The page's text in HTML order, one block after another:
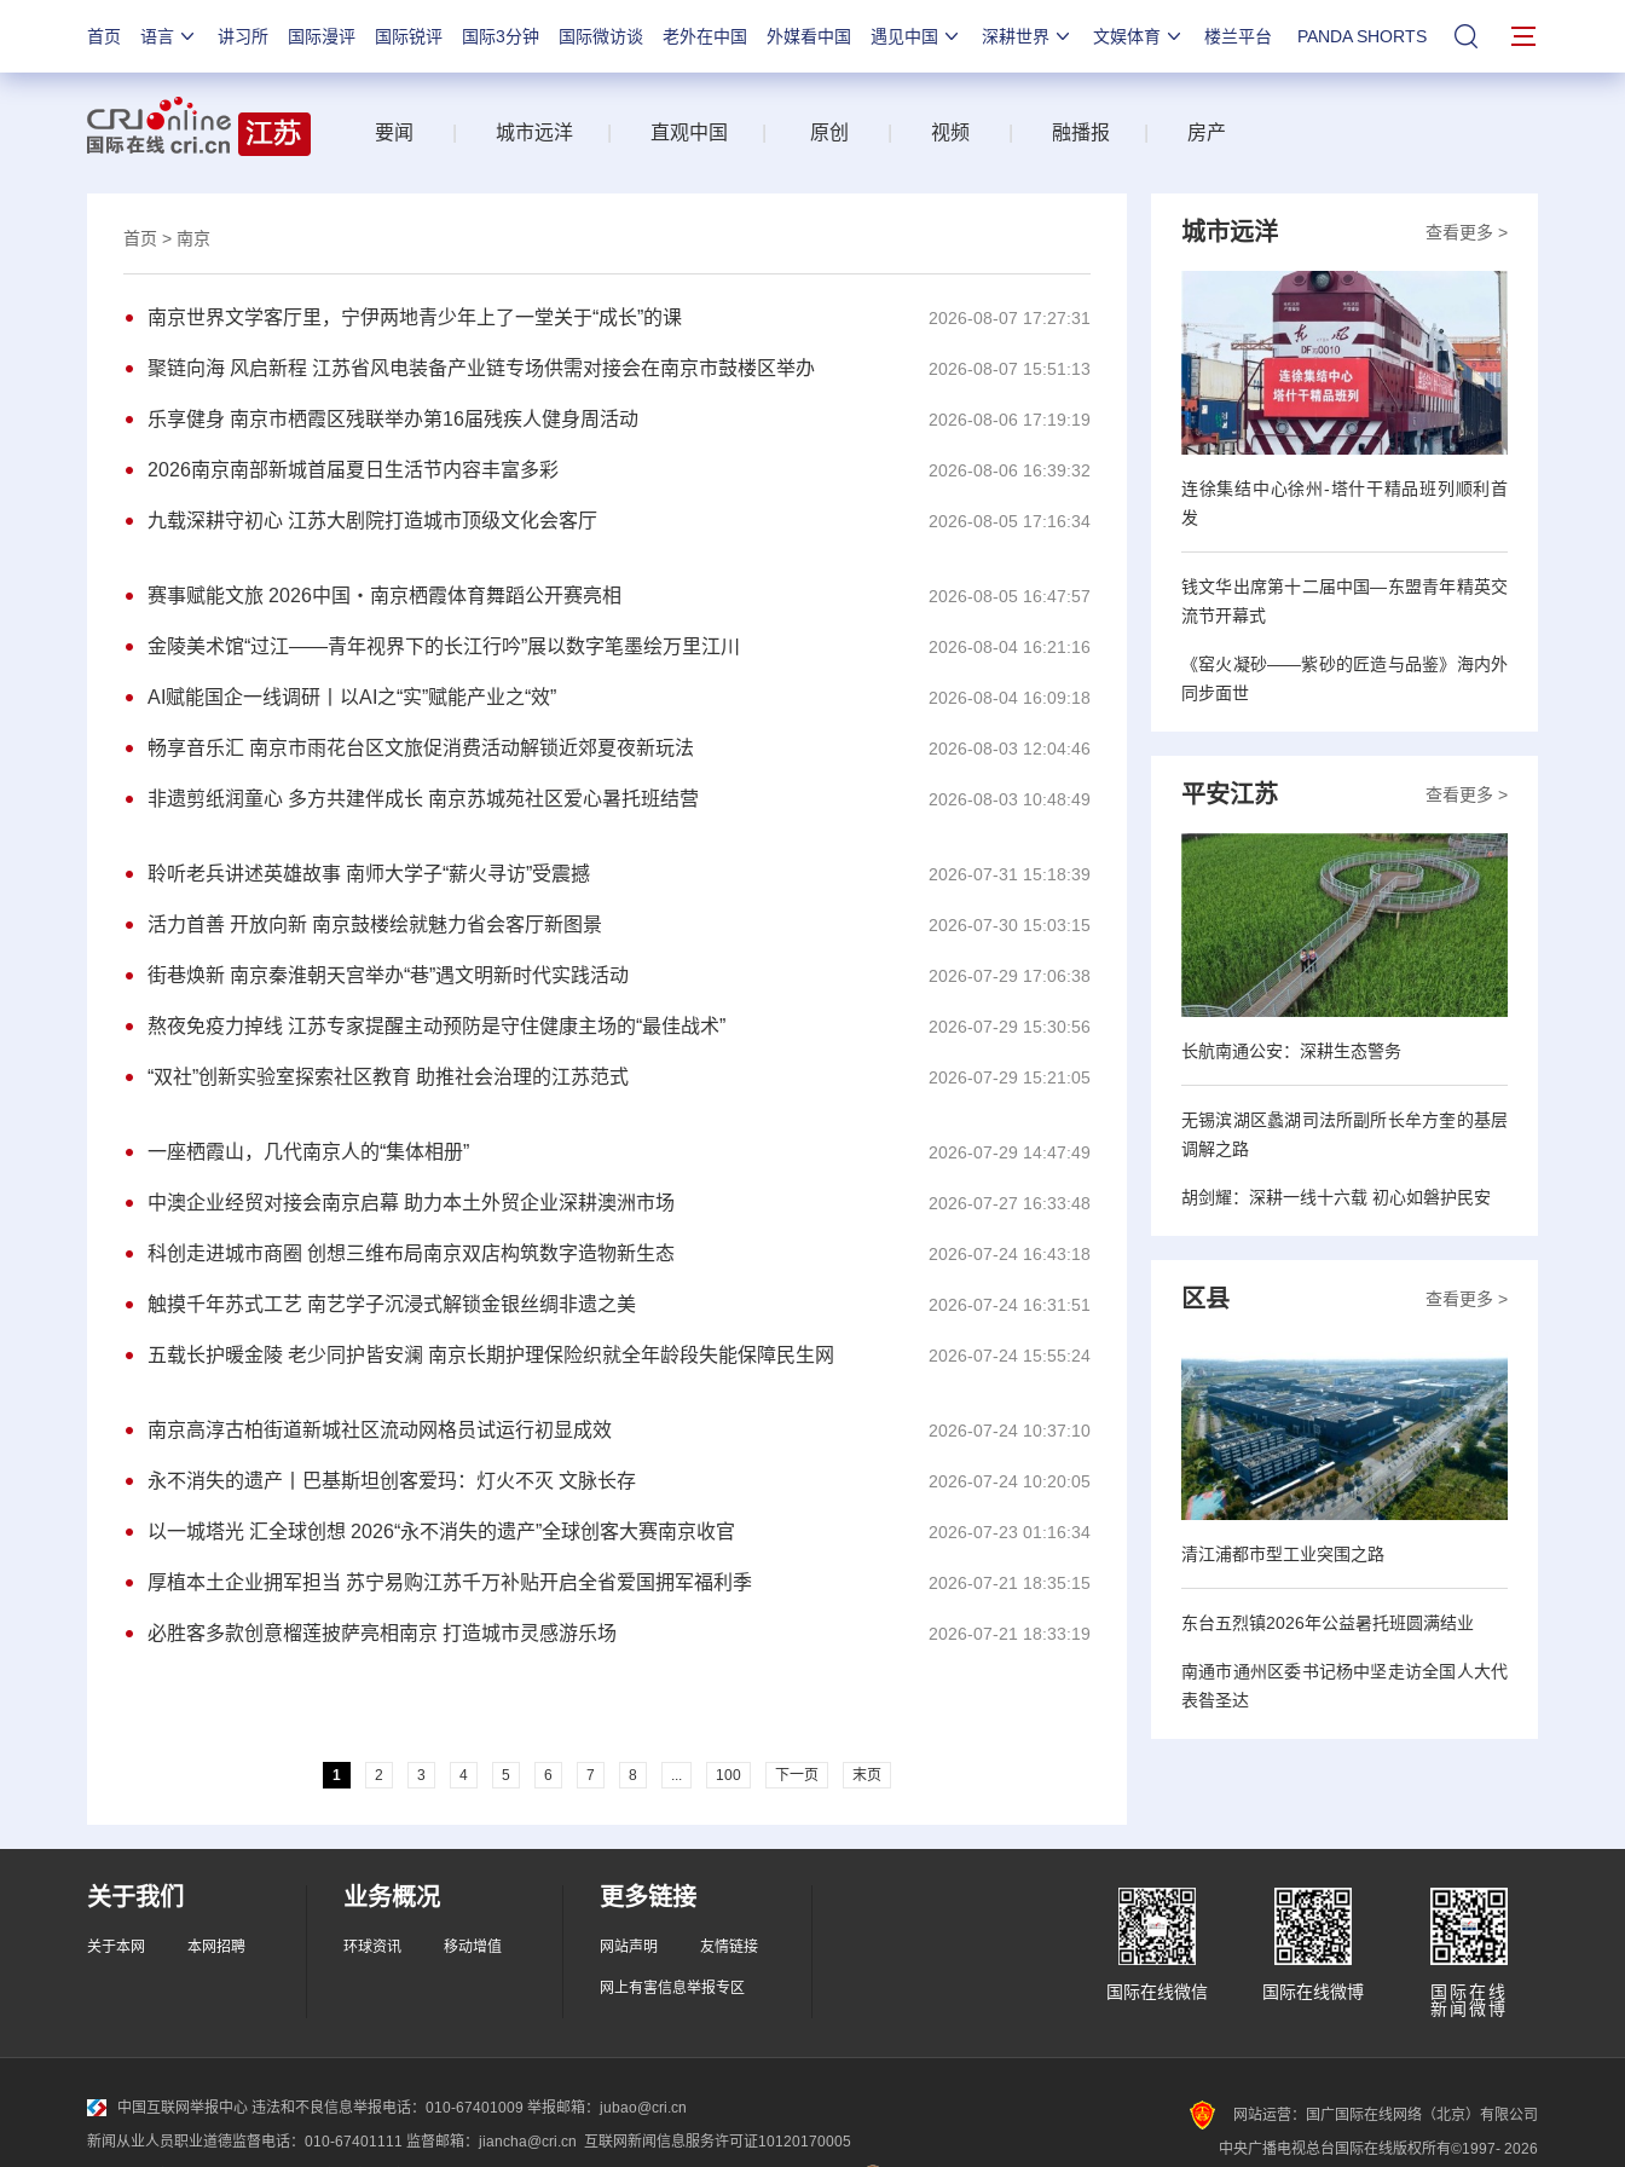
首页 语言 讲习所 国际漫评 国际锐评 国际3分钟 国际微访谈 老外在中国 外媒看中国 遇见中国 深耕世界 文娱体育 楼兰平台 PANDA SHORTS 站内搜索
要闻 城市远洋 直观中国 原创 视频 融播报 房产
首页 > 南京
南京世界文学客厅里，宁伊两地青少年上了一堂关于“成长”的课 2026-08-07 17:27:31
聚链向海 风启新程 江苏省风电装备产业链专场供需对接会在南京市鼓楼区举办 2026-08-07 15:51:13
乐享健身 南京市栖霞区残联举办第16届残疾人健身周活动 2026-08-06 17:19:19
2026南京南部新城首届夏日生活节内容丰富多彩 2026-08-06 16:39:32
九载深耕守初心 江苏大剧院打造城市顶级文化会客厅 2026-08-05 17:16:34
赛事赋能文旅 2026中国・南京栖霞体育舞蹈公开赛亮相 2026-08-05 16:47:57
金陵美术馆“过江——青年视界下的长江行吟”展以数字笔墨绘万里江川 2026-08-04 16:21:16
AI赋能国企一线调研丨以AI之“实”赋能产业之“效” 2026-08-04 16:09:18
畅享音乐汇 南京市雨花台区文旅促消费活动解锁近郊夏夜新玩法 2026-08-03 12:04:46
非遗剪纸润童心 多方共建伴成长 南京苏城苑社区爱心暑托班结营 2026-08-03 10:48:49
聆听老兵讲述英雄故事 南师大学子“薪火寻访”受震撼 2026-07-31 15:18:39
活力首善 开放向新 南京鼓楼绘就魅力省会客厅新图景 2026-07-30 15:03:15
街巷焕新 南京秦淮朝天宫举办“巷”遇文明新时代实践活动 2026-07-29 17:06:38
熬夜免疫力掉线 江苏专家提醒主动预防是守住健康主场的“最佳战术” 2026-07-29 15:30:56
“双社”创新实验室探索社区教育 助推社会治理的江苏范式 2026-07-29 15:21:05
一座栖霞山，几代南京人的“集体相册” 2026-07-29 14:47:49
中澳企业经贸对接会南京启幕 助力本土外贸企业深耕澳洲市场 2026-07-27 16:33:48
科创走进城市商圈 创想三维布局南京双店构筑数字造物新生态 2026-07-24 16:43:18
触摸千年苏式工艺 南艺学子沉浸式解锁金银丝绸非遗之美 2026-07-24 16:31:51
五载长护暖金陵 老少同护皆安澜 南京长期护理保险织就全年龄段失能保障民生网 2026-07-24 15:55:24
南京高淳古柏街道新城社区流动网格员试运行初显成效 2026-07-24 10:37:10
永不消失的遗产丨巴基斯坦创客爱玛：灯火不灭 文脉长存 2026-07-24 10:20:05
以一城塔光 汇全球创想 2026“永不消失的遗产”全球创客大赛南京收官 2026-07-23 01:16:34
厚植本土企业拥军担当 苏宁易购江苏千万补贴开启全省爱国拥军福利季 2026-07-21 18:35:15
必胜客多款创意榴莲披萨亮相南京 打造城市灵感游乐场 2026-07-21 18:33:19
1 2 3 4 5 6 7 8 ... 100 下一页 末页
查看更多 >
城市远洋
连徐集结中心徐州-塔什干精品班列顺利首
发
钱文华出席第十二届中国—东盟青年精英交
流节开幕式
《窑火凝砂——紫砂的匠造与品鉴》海内外
同步面世
查看更多 >
平安江苏
长航南通公安：深耕生态警务
无锡滨湖区蠡湖司法所副所长牟方奎的基层
调解之路
胡剑耀：深耕一线十六载 初心如磐护民安
查看更多 >
区县
清江浦都市型工业突围之路
东台五烈镇2026年公益暑托班圆满结业
南通市通州区委书记杨中坚走访全国人大代
表昝圣达
关于我们
关于本网 本网招聘
业务概况
环球资讯 移动增值
更多链接
网站声明 友情链接
网上有害信息举报专区
国际在线
新闻微博
国际在线微博
国际在线微信
中国互联网举报中心 违法和不良信息举报电话：010-67401009 举报邮箱：jubao@cri.cn
新闻从业人员职业道德监督电话：010-67401111 监督邮箱：jiancha@cri.cn 互联网新闻信息服务许可证10120170005
网站运营：国广国际在线网络（北京）有限公司
中央广播电视总台国际在线版权所有©1997- 2026